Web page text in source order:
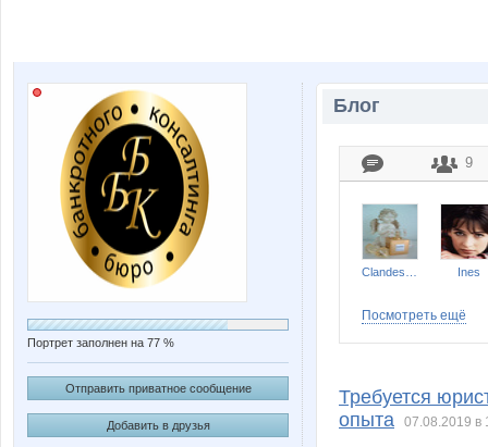
Портрет заполнен на 77 %
Отправить приватное сообщение
Добавить в друзья
Блог
9
Ines
Посмотреть ещё
Требуется
опыта
07.08.2019 в